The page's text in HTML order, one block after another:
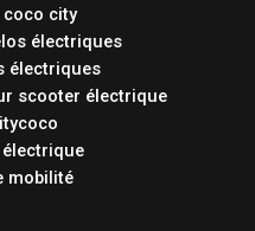
city
électriques
électriques
scooter électrique
mobilité